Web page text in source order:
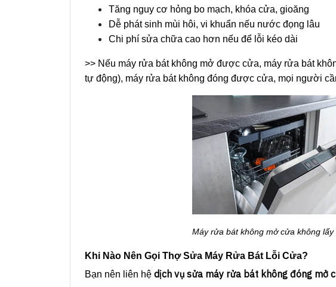
Tăng nguy cơ hỏng bo mạch, khóa cửa, gioăng
Dễ phát sinh mùi hôi, vi khuẩn nếu nước đọng lâu
Chi phí sửa chữa cao hơn nếu để lỗi kéo dài
>> Nếu máy rửa bát không mở được cửa, máy rửa bát
tự động), máy rửa bát không đóng được cửa, mọi người
Máy rửa bát không mở cửa không lấy
Khi Nào Nên Gọi Thợ Sửa Máy Rửa Bát Lỗi Cửa?
Bạn nên liên hệ dịch vụ sửa máy rửa bát không đóng mở